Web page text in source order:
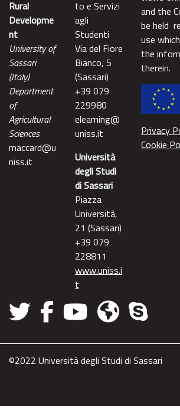
Rural
Developme
nt
University of
Sassari
(Italy)
Department
of
Agricultural
Sciences
maccard@u
niss.it
to e Servizi
agli
Studenti
Via del Fiore
Bianco, 5
(Sassari)
+39 079
229980
elearning@
uniss.it
Università
degli Studi
di Sassari
Piazza
Università,
21 (Sassari)
+39 079
228811
www.uniss.i
t
and the
be held
use
the
therein.
Privacy
Cookie
©2022 Università degli Studi di Sassari